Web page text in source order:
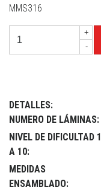
MMS316
+
-
DETALLES:
NUMERO DE LÁMINAS:
NIVEL DE DIFICULTAD 1
A 10:
MEDIDAS
ENSAMBLADO: